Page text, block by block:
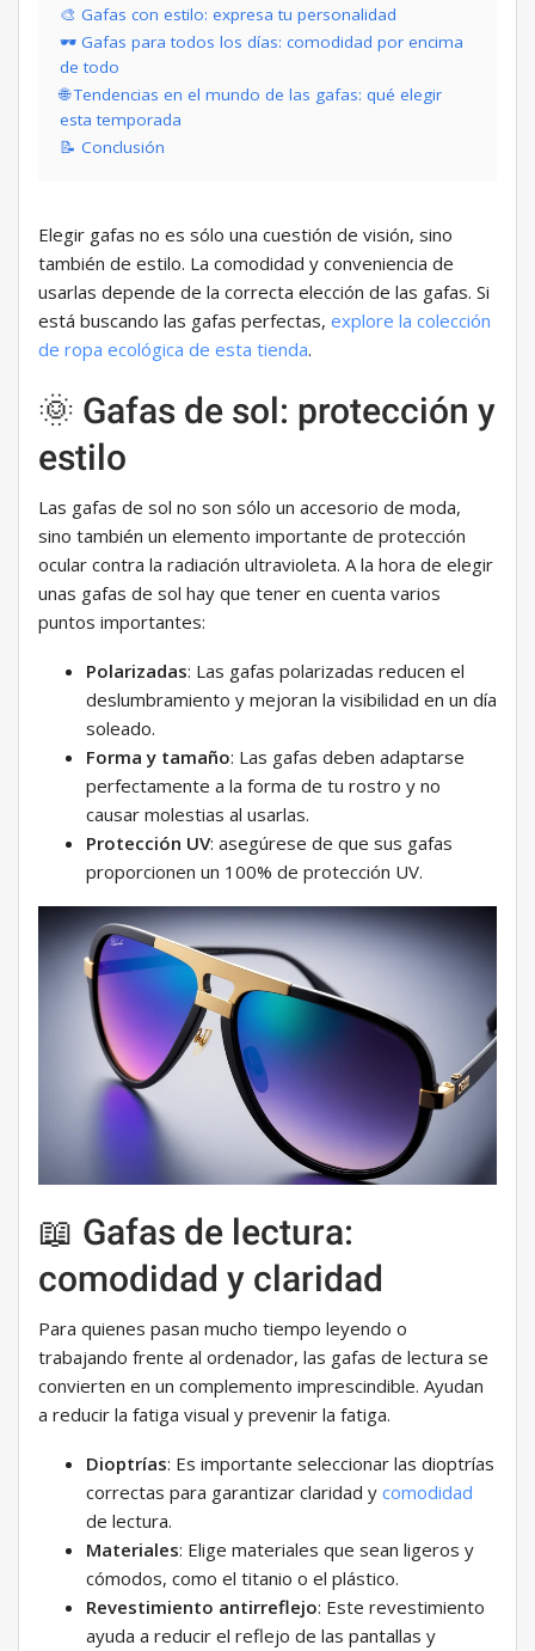
🎨 Gafas con estilo: expresa tu personalidad
🕶️ Gafas para todos los días: comodidad por encima
de todo
🌐 Tendencias en el mundo de las gafas: qué elegir
esta temporada
📝 Conclusión
Elegir gafas no es sólo una cuestión de visión, sino
también de estilo. La comodidad y conveniencia de
usarlas depende de la correcta elección de las gafas. Si
está buscando las gafas perfectas, explore la colección
de ropa ecológica de esta tienda.
🌞 Gafas de sol: protección y
estilo
Las gafas de sol no son sólo un accesorio de moda,
sino también un elemento importante de protección
ocular contra la radiación ultravioleta. A la hora de elegir
unas gafas de sol hay que tener en cuenta varios
puntos importantes:
Polarizadas: Las gafas polarizadas reducen el
deslumbramiento y mejoran la visibilidad en un día
soleado.
Forma y tamaño: Las gafas deben adaptarse
perfectamente a la forma de tu rostro y no
causar molestias al usarlas.
Protección UV: asegúrese de que sus gafas
proporcionen un 100% de protección UV.
📖 Gafas de lectura:
comodidad y claridad
Para quienes pasan mucho tiempo leyendo o
trabajando frente al ordenador, las gafas de lectura se
convierten en un complemento imprescindible. Ayudan
a reducir la fatiga visual y prevenir la fatiga.
Dioptrías: Es importante seleccionar las dioptrías
correctas para garantizar claridad y comodidad
de lectura.
Materiales: Elige materiales que sean ligeros y
cómodos, como el titanio o el plástico.
Revestimiento antirreflejo: Este revestimiento
ayuda a reducir el reflejo de las pantallas y